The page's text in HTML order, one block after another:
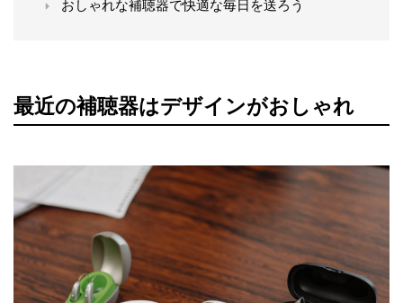
おしゃれな補聴器で快適な毎日を送ろう
最近の補聴器はデザインがおしゃれ